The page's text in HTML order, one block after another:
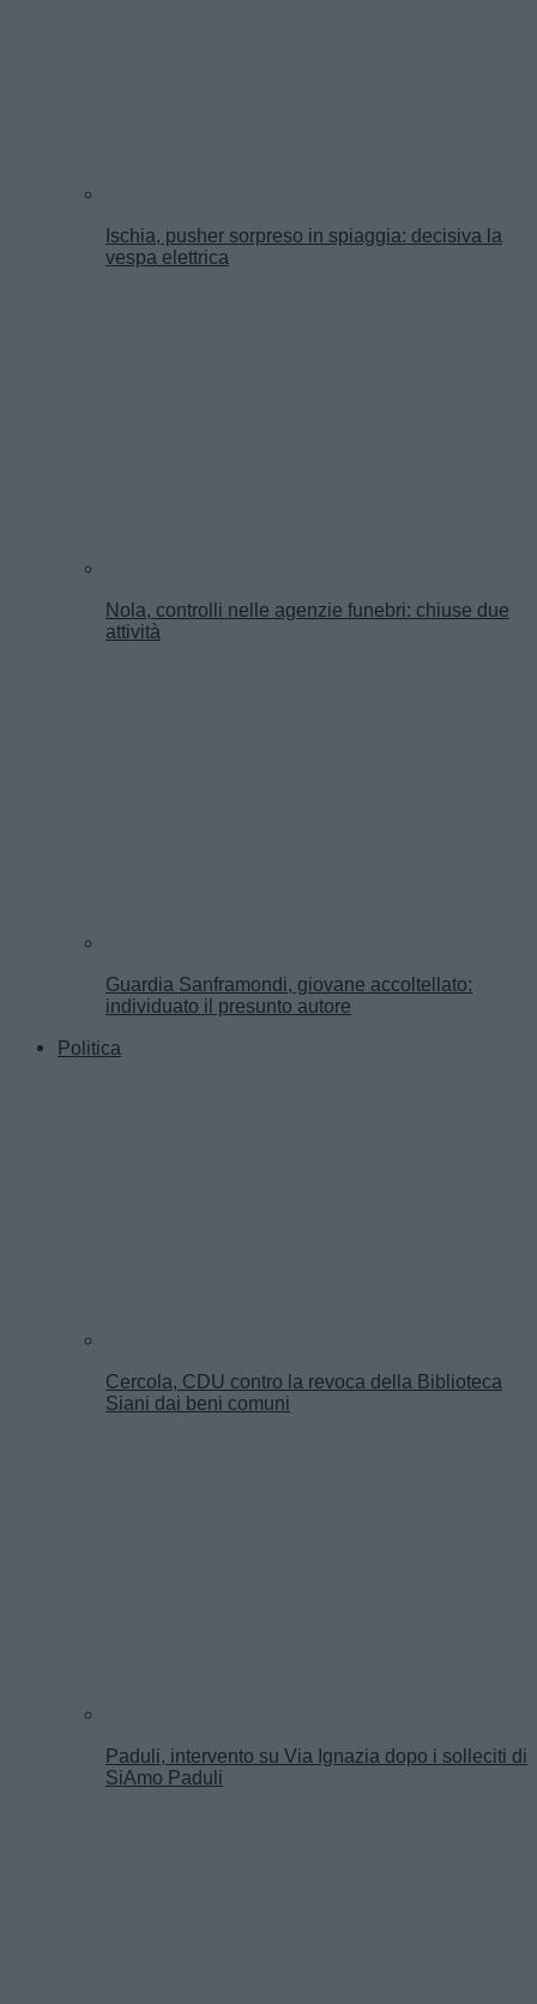
Ischia, pusher sorpreso in spiaggia: decisiva la
vespa elettrica
Nola, controlli nelle agenzie funebri: chiuse due
attività
Guardia Sanframondi, giovane accoltellato:
individuato il presunto autore
Politica
Cercola, CDU contro la revoca della Biblioteca
Siani dai beni comuni
Paduli, intervento su Via Ignazia dopo i solleciti di
SiAmo Paduli